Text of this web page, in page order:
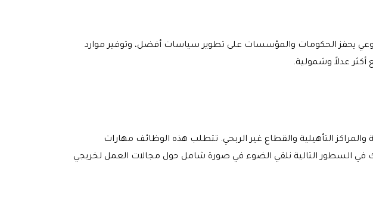
يحفز الحكومات والمؤسسات على تطوير سياسات أفضل، وتوفير موارد
أكثر عدلاً وشمولية.
التأهيلية والقطاع غير الربحي. تتطلب هذه الوظائف مهارات
في السطور التالية نلقي الضوء في صورة شامل حول مجالات العمل لخريجي